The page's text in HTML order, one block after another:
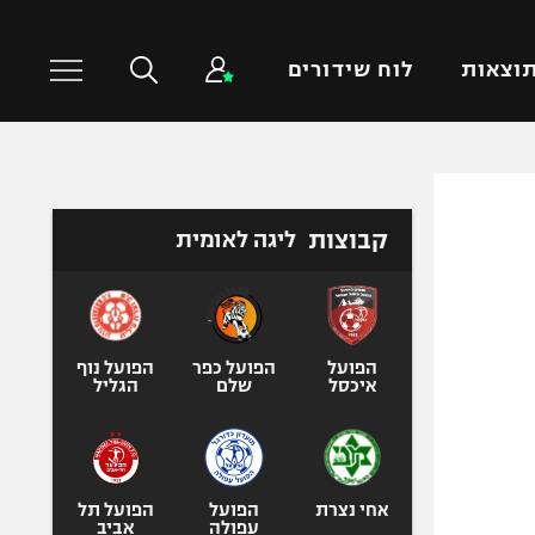
תוצאות לוח שידורים
טניס
כדורעף
אגרוף
ספורט אולימפי
קבוצות ליגה לאומית
הפועל
איכסל
הפועל כפר
שלם
הפועל נוף
הגליל
אחי נצרת
הפועל
עפולה
הפועל תל
אביב